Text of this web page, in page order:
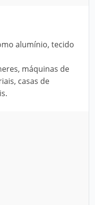
alumínio, tecido
máquinas de
casas de